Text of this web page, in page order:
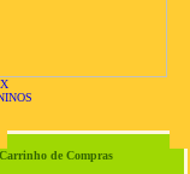
Carrinho de Compras